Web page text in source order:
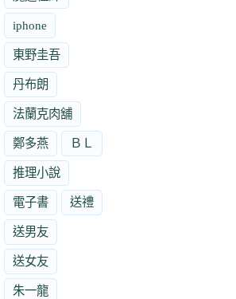
iphone
東野圭吾
丹布朗
法蘭克肉舖
鄭多燕 ＢＬ
推理小說
電子書 送禮
送男友
送女友
朱一龍